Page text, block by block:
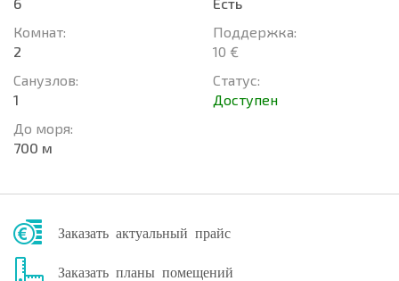
Комнат:
2
Санузлов:
1
До моря:
700 м
Поддержка:
10 €
Статус:
Доступен
Заказать актуальный прайс
Заказать планы помещений